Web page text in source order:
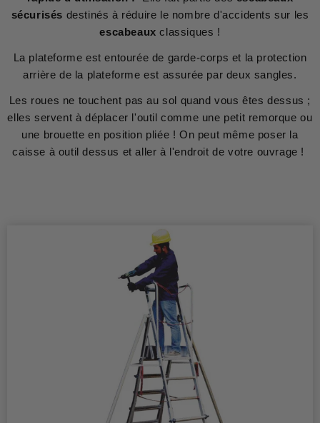
sécurisés destinés à réduire le nombre d'accidents sur les
escabeaux classiques !
La plateforme est entourée de garde-corps et la protection
arrière de la plateforme est assurée par deux sangles.
Les roues ne touchent pas au sol quand vous êtes dessus ;
elles servent à déplacer l'outil comme une petit remorque ou
une brouette en position pliée ! On peut même poser la
caisse à outil dessus et aller à l'endroit de votre ouvrage !